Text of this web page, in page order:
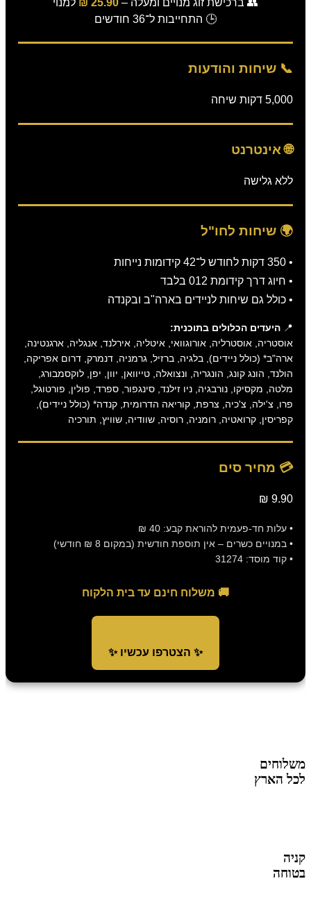
👥 ברכישת זוג מנויים ומעלה – 25.90 ₪
למנוי
🕒 התחייבות ל־36 חודשים
📞 שיחות והודעות
5,000 דקות שיחה
🌐 אינטרנט
ללא גלישה
🌍 שיחות לחו"ל
• 350 דקות לחודש ל־42 קידומות נייחות
• חיוג דרך קידומת 012 בלבד
• כולל גם שיחות לניידים בארה"ב ובקנדה
📍 היעדים הכלולים בתוכנית:
אוסטריה, אוסטרליה, אורוגוואי, איטליה, אירלנד, אנגליה, ארגנטינה,
ארה"ב* (כולל ניידים), בלגיה, ברזיל, גרמניה, דנמרק, דרום אפריקה,
הולנד, הונג קונג, הונגריה, ונצואלה, טייוואן, יוון, יפן, לוקסמבורג,
מלטה, מקסיקו, נורבגיה, ניו זילנד, סינגפור, ספרד, פולין, פורטוגל,
פרו, צ'ילה, צ'כיה, צרפת, קוריאה הדרומית, קנדה* (כולל ניידים),
קפריסין, קרואטיה, רומניה, רוסיה, שוודיה, שוויץ, תורכיה
💳 מחיר סים
9.90 ₪
• עלות חד-פעמית להוראת קבע: 40 ₪
• במנויים כשרים – אין תוספת חודשית (במקום 8 ₪ חודשי)
• קוד מוסד: 31274
🚚 משלוח חינם עד בית הלקוח
✨ הצטרפו עכשיו ✨
משלוחים
לכל הארץ
קניה
בטוחה